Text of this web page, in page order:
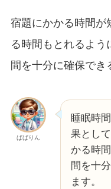
宿題にかかる時間が
る時間もとれるよ
間を十分に確保でき
ぱぱりん
睡眠時
果とし
かる時
間を十
ます。